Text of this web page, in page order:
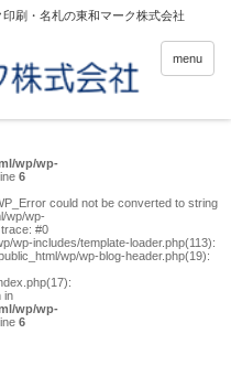
刷・名札の東和マーク株式会社
menu
wp/wp-
6
could not be converted to string
wp/wp-
#0
wp-includes/template-loader.php(113):
wp/wp-blog-header.php(19):
in
wp/wp-
6